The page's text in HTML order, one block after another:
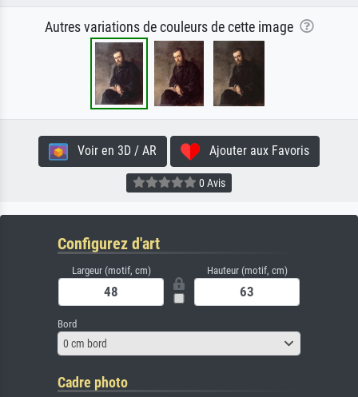
Autres variations de couleurs de cette image
Voir en 3D / AR Ajouter aux Favoris
0 Avis
Configurez d'art
Largeur (motif, cm) Hauteur (motif, cm)
Bord
0 cm bord
Cadre photo